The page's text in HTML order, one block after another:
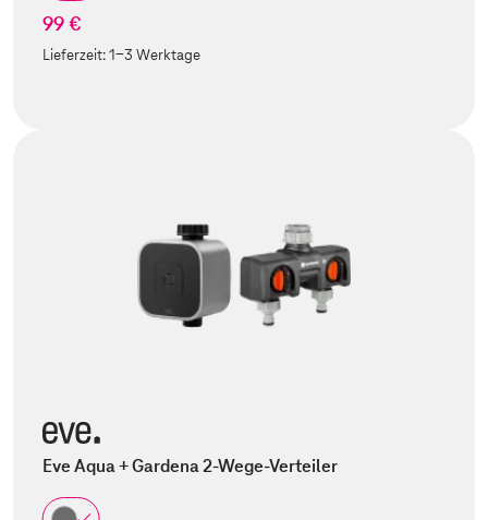
99 €
Lieferzeit:1-3 Werktage
Eve Aqua + Gardena 2-Wege-Verteiler